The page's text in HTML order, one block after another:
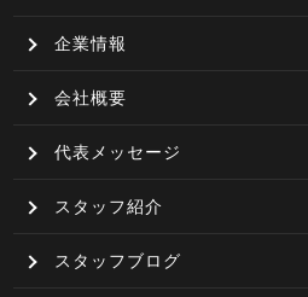
企業情報
会社概要
代表メッセージ
スタッフ紹介
スタッフブログ